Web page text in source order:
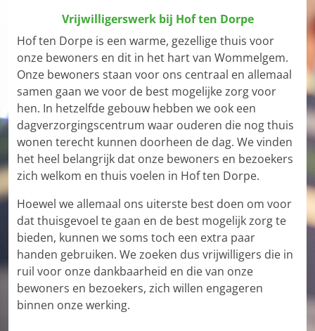
Vrijwilligerswerk bij Hof ten Dorpe
Hof ten Dorpe is een warme, gezellige thuis voor
onze bewoners en dit in het hart van Wommelgem.
Onze bewoners staan voor ons centraal en allemaal
samen gaan we voor de best mogelijke zorg voor
hen. In hetzelfde gebouw hebben we ook een
dagverzorgingscentrum waar ouderen die nog thuis
wonen terecht kunnen doorheen de dag. We vinden
het heel belangrijk dat onze bewoners en bezoekers
zich welkom en thuis voelen in Hof ten Dorpe.
Hoewel we allemaal ons uiterste best doen om voor
dat thuisgevoel te gaan en de best mogelijk zorg te
bieden, kunnen we soms toch een extra paar
handen gebruiken. We zoeken dus vrijwilligers die in
ruil voor onze dankbaarheid en die van onze
bewoners en bezoekers, zich willen engageren
binnen onze werking.